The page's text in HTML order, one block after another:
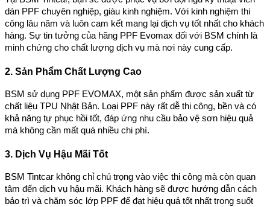
dán PPF chuyên nghiệp, giàu kinh nghiệm. Với kinh nghiệm thi
công lâu năm và luôn cam kết mang lại dịch vụ tốt nhất cho khách
hàng. Sự tin tưởng của hãng PPF Evomax đối với BSM chính là
minh chứng cho chất lượng dịch vụ mà nơi này cung cấp.
2. Sản Phẩm Chất Lượng Cao
BSM sử dụng PPF EVOMAX, một sản phẩm được sản xuất từ
chất liệu TPU Nhật Bản. Loại PPF này rất dễ thi công, bền và có
khả năng tự phục hồi tốt, đáp ứng nhu cầu bảo vệ sơn hiệu quả
mà không cần mất quá nhiều chi phí.
3. Dịch Vụ Hậu Mãi Tốt
BSM Tintcar không chỉ chú trọng vào việc thi công mà còn quan
tâm đến dịch vụ hậu mãi. Khách hàng sẽ được hướng dẫn cách
bảo trì và chăm sóc lớp PPF để đạt hiệu quả tốt nhất trong suốt